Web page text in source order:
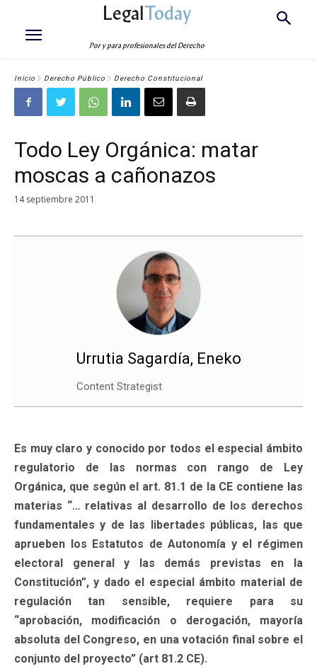
LegalToday
Por y para profesionales del Derecho
Inicio Derecho Público Derecho Constitucional
Todo Ley Orgánica: matar
moscas a cañonazos
14 septiembre 2011
Urrutia Sagardía, Eneko
Content Strategist
Es muy claro y conocido por todos el especial ámbito
regulatorio de las normas con rango de Ley
Orgánica, que según el art. 81.1 de la CE contiene las
materias “… relativas al desarrollo de los derechos
fundamentales y de las libertades públicas, las que
aprueben los Estatutos de Autonomía y el régimen
electoral general y las demás previstas en la
Constitución”, y dado el especial ámbito material de
regulación tan sensible, requiere para su
“aprobación, modificación o derogación, mayoría
absoluta del Congreso, en una votación final sobre el
conjunto del proyecto” (art 81.2 CE).